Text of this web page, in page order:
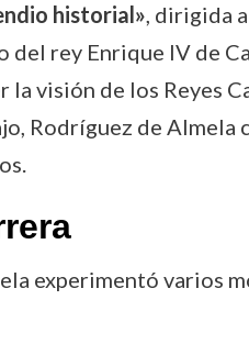
historial», dirigida
del rey Enrique IV de
visión de los Reyes
Rodríguez de
experimentó varios